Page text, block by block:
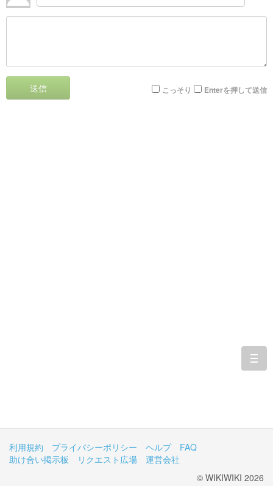
送信 こっそり Enterを押して送信
利用規約 プライバシーポリシー ヘルプ
FAQ
助け合い掲示板
リクエスト広場
運営会社
© WIKIWIKI 2026